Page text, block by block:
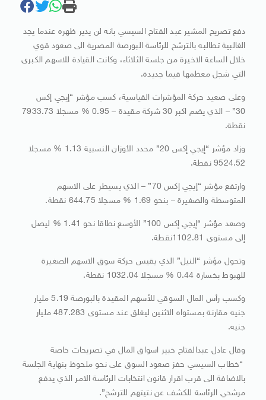
دفع تصريح المشير عبد الفتاح السيسي بانه لن يدير ظهره عندما يجد
الغالبية تطالبه بالترشح للرئاسة البورصة المصرية الى صعود قوي
خلال الساعة الاخيرة من جلسة الثلاثاء، وكانت القيادة للاسهم الكبرى
التي شجل معظمها قيما جديدة.
وعلى صعيد حركة المؤشرات القياسية، كسب مؤشر “إيجي إكس
30” – الذي يضم اكبر 30 شركة مقيدة – 0.95 % مسجلا 7933.73
نقطة.
وزاد مؤشر “إيجي إكس 20” محدد الأوزان النسبية 1.13 % مسجلا
9524.52 نقطة.
وارتفع مؤشر “إيجي إكس 70” – الذي يسيطر على الاسهم
المتوسطة والصغيرة – بنحو 1.69 % مسجلا 644.75 نقطة.
وصعد مؤشر “إيجي إكس 100” الأوسع نطاقا نحو 1.41 % ليصل
إلى مستوى 1102.81نقطة.
وتحول مؤشر “النيل” الذي يقيس حركة سوق الاسهم الصغيرة
للهبوط بخسارة 0.44 % مسجلا 1032.04 نقطة.
وكسب رأس المال السوقي للأسهم المقيدة بالبورصة 5.19 مليار
جنيه مقارنة بمستواه الاثنين ليغلق عند مستوى 487.283 مليار
جنيه.
وقال عادل عبدالفتاح خبير اسواق المال في تصريحات خاصة
“خطاب السيسي حفز صعود السوق على نحو ملحوظ بنهاية الجلسة
بالاضافة الى قرب اقرار قانون انتخابات الرئاسة الامر الذي يدفع
مرشحي الرئاسة للكشف عن نتيتهم للترشح”.